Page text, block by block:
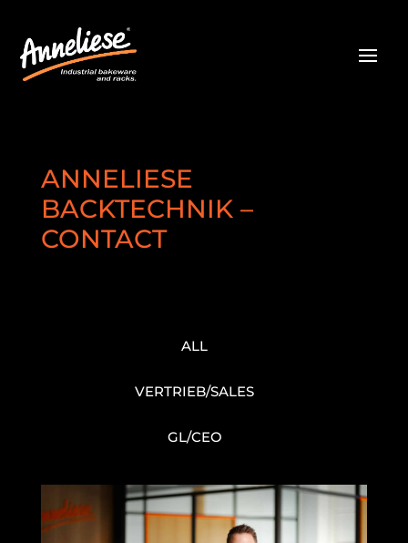
ANNELIESE
BACKTECHNIK –
CONTACT
ALL
VERTRIEB/SALES
GL/CEO